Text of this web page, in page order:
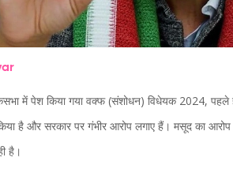
में पेश किया गया वक्फ (संशोधन) विधेयक 2024, पहले
है और सरकार पर गंभीर आरोप लगाए हैं। मसूद का
है।